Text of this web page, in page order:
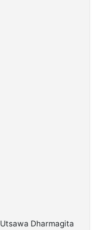
Dharmagita